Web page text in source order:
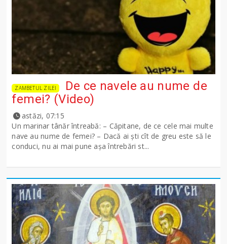
ZAMBETUL ZILEI
De ce navele au nume de
femei? (Video)
astăzi, 07:15
Un marinar tânăr întreabă: – Căpitane, de ce cele mai multe
nave au nume de femei? – Dacă ai şti cît de greu este să le
conduci, nu ai mai pune așa întrebări st...